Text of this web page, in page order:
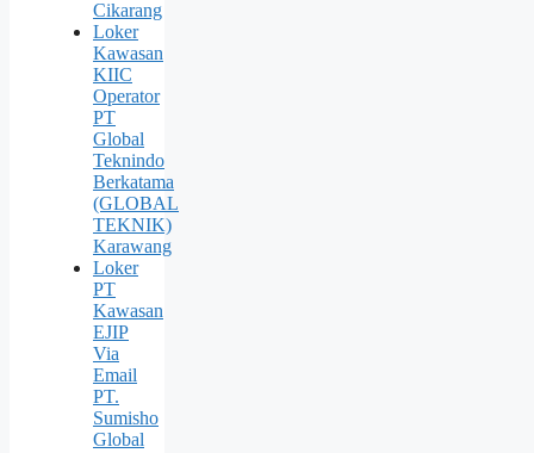
Cikarang
Loker
Kawasan
KIIC
Operator
PT
Global
Teknindo
Berkatama
(GLOBAL
TEKNIK)
Karawang
Loker
PT
Kawasan
EJIP
Via
Email
PT.
Sumisho
Global